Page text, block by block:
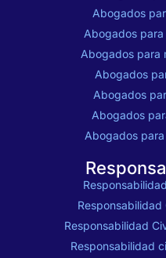
Abogados
Abogados
Abogados para
Abogados
Abogados
Abogados
Abogados
Responsabilidad
Responsabilidad
Responsabilidad